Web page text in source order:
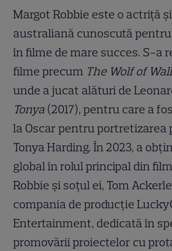
Margot Robbie este o actriță
australiană cunoscută
în filme de mare succes. S-a
filme precum The Wolf of
unde a jucat alături de
Tonya (2017), pentru care a
la Oscar pentru portretizarea
Tonya Harding. În 2023, a
global în rolul principal din
Robbie și soțul ei, Tom
compania de producție
Entertainment, dedicată în
promovării proiectelor cu